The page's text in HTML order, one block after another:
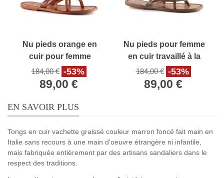
Nu pieds orange en
cuir pour femme
travaillées à la main en
Italie
184,00 € -53%
89,00 €
Nu pieds pour femme
en cuir travaillé à la
main en Italie
184,00 € -53%
89,00 €
EN SAVOIR PLUS
Tongs en cuir vachette graissé couleur marron foncé fait main en
Italie sans recours à une main d'oeuvre étrangère ni infantile,
mais fabriquée entièrement par des artisans sandaliers dans le
respect des traditions.